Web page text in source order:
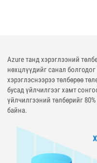
Azure танд хэрэглээний
нөхцлүүдийг санал
хэрэглэснээрээ төлбөрөө
бусад үйлчилгээг хамт
үйлчилгээний төлбөрийг
байна.